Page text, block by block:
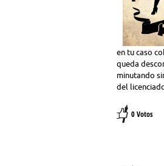
en tu caso
queda
minutando
del
0 Votos